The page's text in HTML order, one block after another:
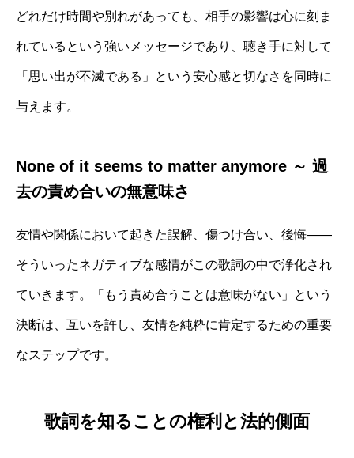
どれだけ時間や別れがあっても、相手の影響は心に刻ま
れているという強いメッセージであり、聴き手に対して
「思い出が不滅である」という安心感と切なさを同時に
与えます。
None of it seems to matter anymore ～ 過
去の責め合いの無意味さ
友情や関係において起きた誤解、傷つけ合い、後悔――
そういったネガティブな感情がこの歌詞の中で浄化され
ていきます。「もう責め合うことは意味がない」という
決断は、互いを許し、友情を純粋に肯定するための重要
なステップです。
歌詞を知ることの権利と法的側面